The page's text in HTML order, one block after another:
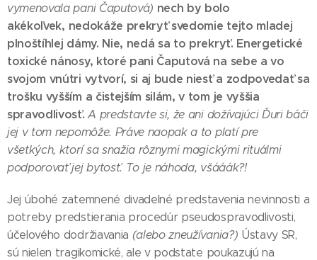
vymenovala pani Čaputová) nech by bolo
akékoľvek, nedokáže prekryť svedomie tejto mladej
plnoštíhlej dámy. Nie, nedá sa to prekryť. Energetické
toxické nánosy, ktoré pani Čaputová na sebe a vo
svojom vnútri vytvorí, si aj bude niesť a zodpovedať sa
trošku vyšším a čistejším silám, v tom je vyššia
spravodlivosť.A predstavte si, že ani dožívajúci Ďuri báči
jej v tom nepomôže. Práve naopak a to platí pre
všetkých, ktorí sa snažia rôznymi magickými rituálmi
podporovať jej bytosť. To je náhoda, všááák?!
Jej úbohé zatemnené divadelné predstavenia nevinnosti a
potreby predstierania procedúr pseudospravodlivosti,
účelového dodržiavania (alebo zneužívania?) Ústavy SR,
sú nielen tragikomické, ale v podstate poukazujú na